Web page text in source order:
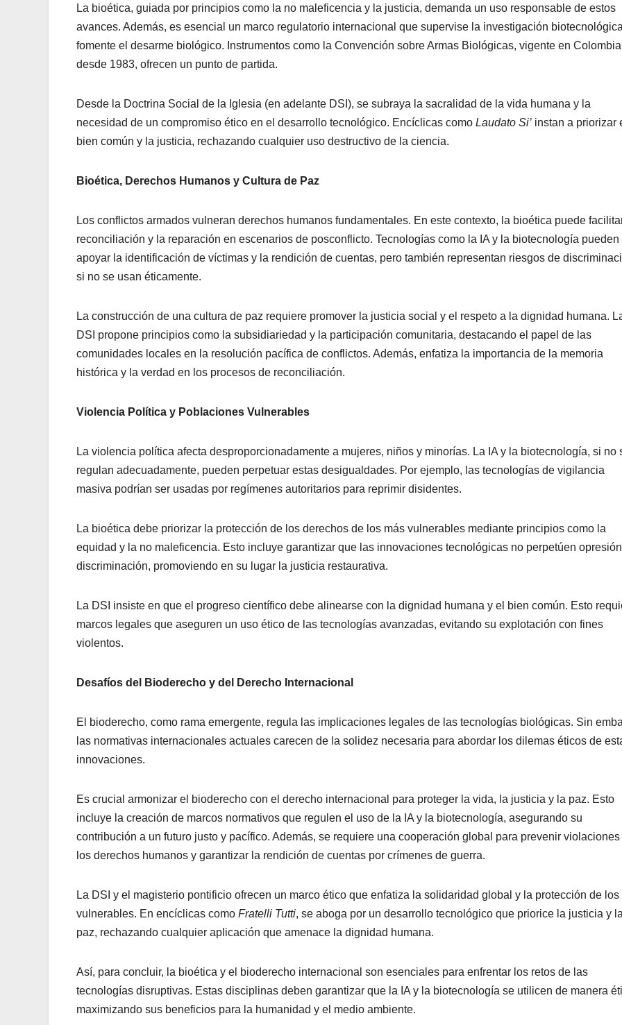
La bioética, guiada por principios como la no maleficencia y la justicia, demanda un uso responsable de estos
avances. Además, es esencial un marco regulatorio internacional que supervise la investigación
fomente el desarme biológico. Instrumentos como la Convención sobre Armas Biológicas, vigente en Colombia
desde 1983, ofrecen un punto de partida.
Desde la Doctrina Social de la Iglesia (en adelante DSI), se subraya la sacralidad de la vida humana y la
necesidad de un compromiso ético en el desarrollo tecnológico. Encíclicas como Laudato Si’ instan a priorizar
bien común y la justicia, rechazando cualquier uso destructivo de la ciencia.
Bioética, Derechos Humanos y Cultura de Paz
Los conflictos armados vulneran derechos humanos fundamentales. En este contexto, la bioética puede
reconciliación y la reparación en escenarios de posconflicto. Tecnologías como la IA y la biotecnología pueden
apoyar la identificación de víctimas y la rendición de cuentas, pero también representan riesgos de
si no se usan éticamente.
La construcción de una cultura de paz requiere promover la justicia social y el respeto a la dignidad humana.
DSI propone principios como la subsidiariedad y la participación comunitaria, destacando el papel de las
comunidades locales en la resolución pacífica de conflictos. Además, enfatiza la importancia de la memoria
histórica y la verdad en los procesos de reconciliación.
Violencia Política y Poblaciones Vulnerables
La violencia política afecta desproporcionadamente a mujeres, niños y minorías. La IA y la biotecnología, si no
regulan adecuadamente, pueden perpetuar estas desigualdades. Por ejemplo, las tecnologías de vigilancia
masiva podrían ser usadas por regímenes autoritarios para reprimir disidentes.
La bioética debe priorizar la protección de los derechos de los más vulnerables mediante principios como la
equidad y la no maleficencia. Esto incluye garantizar que las innovaciones tecnológicas no perpetúen
discriminación, promoviendo en su lugar la justicia restaurativa.
La DSI insiste en que el progreso científico debe alinearse con la dignidad humana y el bien común. Esto
marcos legales que aseguren un uso ético de las tecnologías avanzadas, evitando su explotación con fines
violentos.
Desafíos del Bioderecho y del Derecho Internacional
El bioderecho, como rama emergente, regula las implicaciones legales de las tecnologías biológicas. Sin
las normativas internacionales actuales carecen de la solidez necesaria para abordar los dilemas éticos de
innovaciones.
Es crucial armonizar el bioderecho con el derecho internacional para proteger la vida, la justicia y la paz. Esto
incluye la creación de marcos normativos que regulen el uso de la IA y la biotecnología, asegurando su
contribución a un futuro justo y pacífico. Además, se requiere una cooperación global para prevenir violaciones
los derechos humanos y garantizar la rendición de cuentas por crímenes de guerra.
La DSI y el magisterio pontificio ofrecen un marco ético que enfatiza la solidaridad global y la protección de los
vulnerables. En encíclicas como Fratelli Tutti, se aboga por un desarrollo tecnológico que priorice la justicia y la
paz, rechazando cualquier aplicación que amenace la dignidad humana.
Así, para concluir, la bioética y el bioderecho internacional son esenciales para enfrentar los retos de las
tecnologías disruptivas. Estas disciplinas deben garantizar que la IA y la biotecnología se utilicen de manera
maximizando sus beneficios para la humanidad y el medio ambiente.